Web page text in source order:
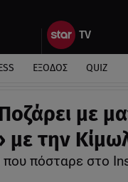
ΕΞΟΔΟΣ QUIZ
με
με την
πόσταρε στο